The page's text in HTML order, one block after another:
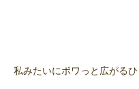
私みたいにボワっと広がる